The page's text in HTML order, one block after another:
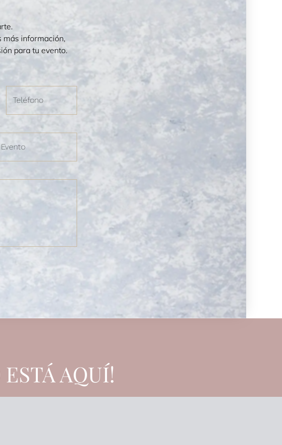
DISPONIBILDAD
más información,
para tu evento.
AQUÍ!